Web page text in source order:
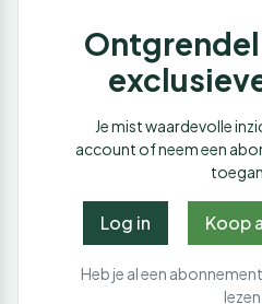
Je mist waardevolle
account of neem een
Log in Koop
Heb je al een
lezen.